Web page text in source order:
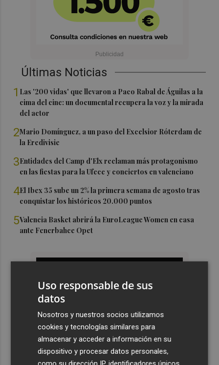
Últimas Noticias
1 Las '200 vidas' que llevaron a Paco Rabal de Águilas a la
cima del cine: un documental recupera la voz y la mirada
del actor
2Mario Domínguez, a un paso del Excelsior Róterdam de
la Eredivisie
3Entidades del Camp d'Elx reclaman más protagonismo
en las fiestas para la Ufece y conciertos en valenciano
4El Ibex 35 sube un 2% la primera semana de agosto tras
conquistar los históricos 20.000 puntos
5Valencia Basket abrirá la EuroLeague Women en casa
ante Fenerbahce Opet
Uso responsable de sus
datos
Nosotros y nuestros socios utilizamos
cookies y tecnologías similares para
almacenar y acceder a información en su
dispositivo y procesar datos personales,